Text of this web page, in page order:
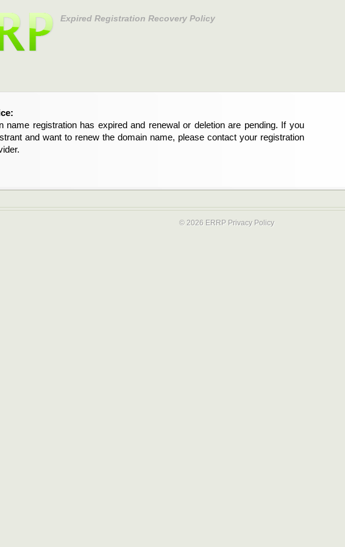
Expired Registration Recovery Policy
name registration has expired and renewal or deletion are pending. If you
and want to renew the domain name, please contact your registration
Sie:
ist abgelaufen und die Verlängerung oder Löschung der
an. Wenn Sie der Registrant sind und die Domainregistrierung
kontaktieren Sie bitte Ihren Service-Provider.
© 2026 ERRP Privacy Policy